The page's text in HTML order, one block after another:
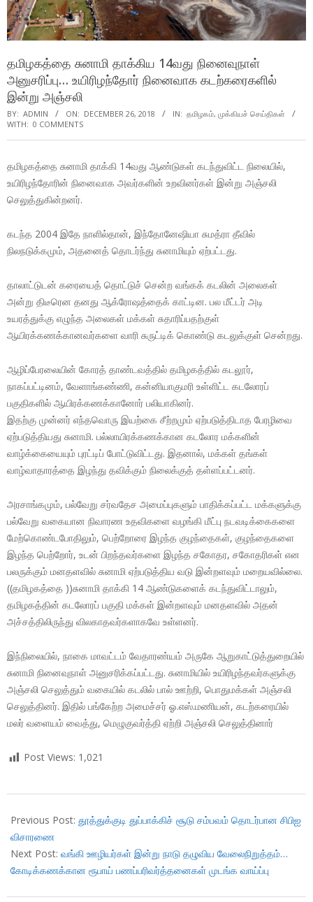
தமிழகத்தை சுனாமி தாக்கிய 14வது நினைவுநாள்
அனுசரிப்பு… உயிரிழந்தோர் நினைவாக கடற்கரைகளில்
இன்று அஞ்சலி
BY: ADMIN ON: DECEMBER 26, 2018 IN: தமிழகம், முக்கியச் செய்திகள்
WITH: 0 COMMENTS
தமிழகத்தை சுனாமி தாக்கி 14வது ஆண்டுகள் கடந்துவிட்ட நிலையில்,
உயிரிழந்தோரின் நினைவாக அவர்களின் உறவினர்கள் இன்று அஞ்சலி
செலுத்துகின்றனர்.
கடந்த 2004 இதே நாளில்தான், இந்தோனேஷியா சுமத்ரா தீவில்
நிலநடுக்கமும், அதனைத் தொடர்ந்து சுனாமியும் ஏற்பட்டது.
தாலாட்டுடன் கரையைத் தொட்டுச் சென்ற வங்கக் கடலின் அலைகள்
அன்று திடீரென தனது ஆக்ரோஷத்தைக் காட்டின. பல மீட்டர் அடி
உயரத்துக்கு எழுந்த அலைகள் மக்கள் சுதாரிப்பதற்குள்
ஆயிரக்கணக்கானவர்களை வாரி சுருட்டிக் கொண்டு கடலுக்குள் சென்றது.
ஆழிப்பேரலையின் கோரத் தாண்டவத்தில் தமிழகத்தில் கடலூர்,
நாகப்பட்டினம், வேளாங்கண்ணி, கன்னியாகுமரி உள்ளிட்ட கடலோரப்
பகுதிகளில் ஆயிரக்கணக்கானோர் பலியாகினர்.
இதற்கு முன்னர் எந்தவொரு இயற்கை சீற்றமும் ஏற்படுத்திடாத பேரழிவை
ஏற்படுத்தியது சுனாமி. பல்லாயிரக்கணக்கான கடலோர மக்களின்
வாழ்க்கையையும் புரட்டிப் போட்டுவிட்டது. இதனால், மக்கள் தங்கள்
வாழ்வாதாரத்தை இழந்து தவிக்கும் நிலைக்குத் தள்ளப்பட்டனர்.
அரசாங்கமும், பல்வேறு சர்வதேச அமைப்புகளும் பாதிக்கப்பட்ட மக்களுக்கு
பல்வேறு வகையான நிவாரண உதவிகளை வழங்கி மீட்பு நடவடிக்கைகளை
மேற்கொண்டபோதிலும், பெற்றோரை இழந்த குழந்தைகள், குழந்தைகளை
இழந்த பெற்றோர், உடன் பிறந்தவர்களை இழந்த சகோதர, சகோதரிகள் என
பலருக்கும் மனதளவில் சுனாமி ஏற்படுத்திய வடு இன்றளவும் மறையவில்லை.
((தமிழகத்தை ))சுனாமி தாக்கி 14 ஆண்டுகளைக் கடந்துவிட்டாலும்,
தமிழகத்தின் கடலோரப் பகுதி மக்கள் இன்றளவும் மனதளவில் அதன்
அச்சத்திலிருந்து விலகாதவர்களாகவே உள்ளனர்.
இந்நிலையில், நாகை மாவட்டம் வேதாரண்யம் அருகே ஆறுகாட்டுத்துறையில்
சுனாமி நினைவுநாள் அனுசரிக்கப்பட்டது. சுனாமியில் உயிரிழந்தவர்களுக்கு
அஞ்சலி செலுத்தும் வகையில் கடலில் பால் ஊற்றி, பொதுமக்கள் அஞ்சலி
செலுத்தினர். இதில் பங்கேற்ற அமைச்சர் ஓ.எஸ்.மணியன், கடற்கரையில்
மலர் வளையம் வைத்து, மெழுகுவர்த்தி ஏற்றி அஞ்சலி செலுத்தினார்
Post Views: 1,021
12-
26
Previous Post: தூத்துக்குடி துப்பாக்கிச் சூடு சம்பவம் தொடர்பான சிபிஐ
விசாரணை
Next Post: வங்கி ஊழியர்கள் இன்று நாடு தழுவிய வேலைநிறுத்தம்…
கோடிக்கணக்கான ரூபாய் பணப்பரிவர்த்தனைகள் முடங்க வாய்ப்பு